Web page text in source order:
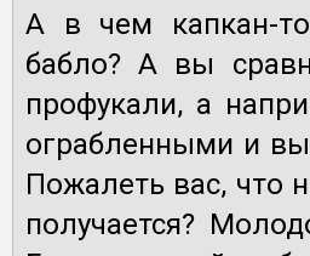
А в чем капкан-
бабло? А вы
профукали, а
ограбленными и
Пожалеть вас, что
получается?